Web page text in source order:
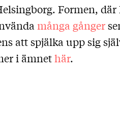
Formen, där
många gånger
att spjälka upp sig
i ämnethär.